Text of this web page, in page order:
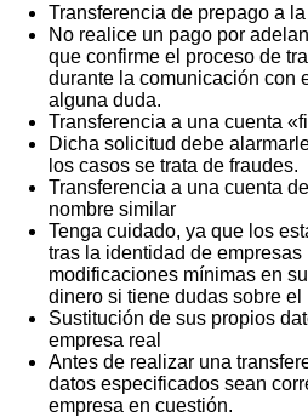
Transferencia de prepago a
No realice un pago por
que confirme el proceso de
durante la comunicación con
alguna duda.
Transferencia a una cuenta
Dicha solicitud debe
los casos se trata de fraudes.
Transferencia a una cuenta
nombre similar
Tenga cuidado, ya que los
tras la identidad de
modificaciones mínimas en
dinero si tiene dudas sobre el
Sustitución de sus propios
empresa real
Antes de realizar una
datos especificados sean
empresa en cuestión.